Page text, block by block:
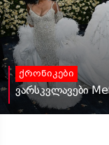
ქრონიკები
ვარსკვლავები